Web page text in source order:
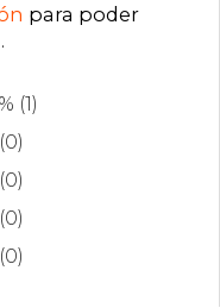
para poder
.
(1)